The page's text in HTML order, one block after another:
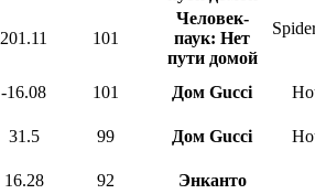
201.11 101
Человек-
паук: Нет
пути домой
-16.08 101 Дом Gucci
31.5 99 Дом Gucci
16.28 92
Энканто